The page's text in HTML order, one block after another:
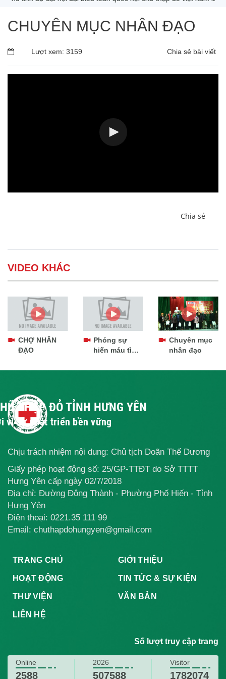
CHUYÊN MỤC NHÂN ĐẠO
Lượt xem: 3159 Chia sẻ bài viết
Chia sẻ
VIDEO KHÁC
CHỢ NHÂN
ĐẠO
Phóng sự
hiến máu tình
Chuyên mục
nhân đạo
THẬP ĐỎ TỈNH HƯNG YÊN
vì sự phát triển bền vững
Chịu trách nhiệm nội dung: Chủ tịch Doãn Thế Dương
Giấy phép hoạt động số: 25/GP-TTĐT do Sở TTTT
Hưng Yên cấp ngày 02/7/2018
Địa chỉ: Đường Đông Thành - Phường Phố Hiến - Tỉnh
Hưng Yên
Điện thoại: 0221.35 111 99
Email: chuthapdohungyen@gmail.com
TRANG CHỦ GIỚI THIỆU
HOẠT ĐỘNG TIN TỨC & SỰ KIỆN
THƯ VIỆN VĂN BẢN
LIÊN HỆ
Số lượt truy cập trang
Online
2588
2026
507588
Visitor
1782074